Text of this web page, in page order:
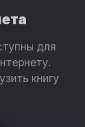
для
книгу